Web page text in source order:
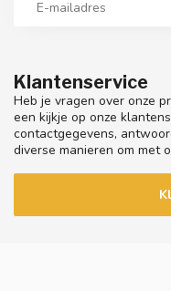
Klantenservice
Heb je vragen over onze
een kijkje op onze
contactgegevens,
diverse manieren om met